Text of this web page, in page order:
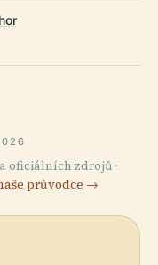
oficiálních zdrojů ·
průvodce →